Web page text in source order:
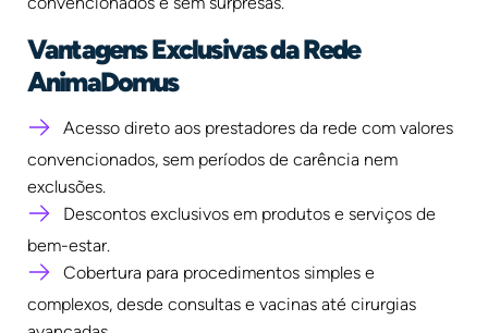
Vantagens Exclusivas da Rede
AnimaDomus
Acesso direto aos prestadores da rede com valores
convencionados, sem períodos de carência nem
exclusões.
Descontos exclusivos em produtos e serviços de
bem-estar.
Cobertura para procedimentos simples e
complexos, desde consultas e vacinas até cirurgias